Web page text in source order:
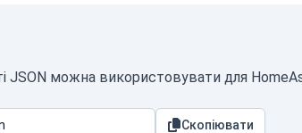
JSON можна використовувати для
Скопіювати